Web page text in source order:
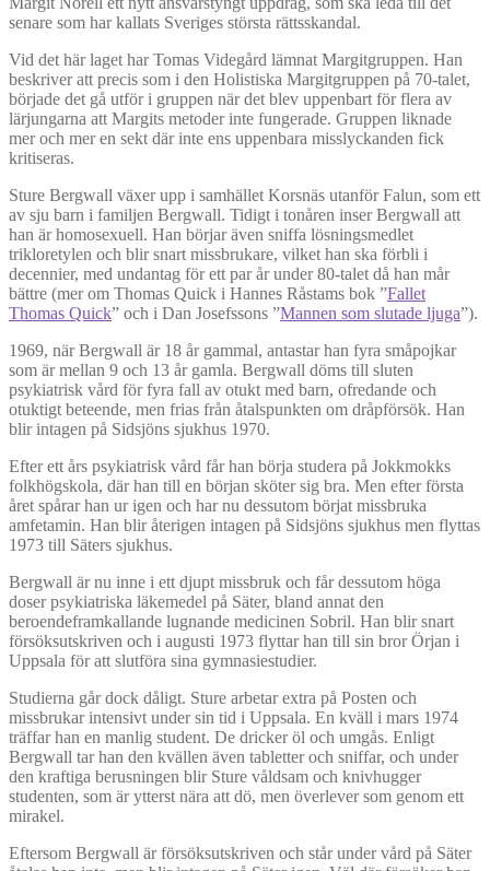
senare som har kallats Sveriges största rättsskandal.
Vid det här laget har Tomas Videgård lämnat Margitgruppen. Han
beskriver att precis som i den Holistiska Margitgruppen på 70-talet,
började det gå utför i gruppen när det blev uppenbart för flera av
lärjungarna att Margits metoder inte fungerade. Gruppen liknade
mer och mer en sekt där inte ens uppenbara misslyckanden fick
kritiseras.
Sture Bergwall växer upp i samhället Korsnäs utanför Falun, som ett
av sju barn i familjen Bergwall. Tidigt i tonåren inser Bergwall att
han är homosexuell. Han börjar även sniffa lösningsmedlet
trikloretylen och blir snart missbrukare, vilket han ska förbli i
decennier, med undantag för ett par år under 80-talet då han mår
bättre (mer om Thomas Quick i Hannes Råstams bok ”Fallet
Thomas Quick” och i Dan Josefssons ”Mannen som slutade ljuga”).
1969, när Bergwall är 18 år gammal, antastar han fyra småpojkar
som är mellan 9 och 13 år gamla. Bergwall döms till sluten
psykiatrisk vård för fyra fall av otukt med barn, ofredande och
otuktigt beteende, men frias från åtalspunkten om dråpförsök. Han
blir intagen på Sidsjöns sjukhus 1970.
Efter ett års psykiatrisk vård får han börja studera på Jokkmokks
folkhögskola, där han till en början sköter sig bra. Men efter första
året spårar han ur igen och har nu dessutom börjat missbruka
amfetamin. Han blir återigen intagen på Sidsjöns sjukhus men flyttas
1973 till Säters sjukhus.
Bergwall är nu inne i ett djupt missbruk och får dessutom höga
doser psykiatriska läkemedel på Säter, bland annat den
beroendeframkallande lugnande medicinen Sobril. Han blir snart
försöksutskriven och i augusti 1973 flyttar han till sin bror Örjan i
Uppsala för att slutföra sina gymnasiestudier.
Studierna går dock dåligt. Sture arbetar extra på Posten och
missbrukar intensivt under sin tid i Uppsala. En kväll i mars 1974
träffar han en manlig student. De dricker öl och umgås. Enligt
Bergwall tar han den kvällen även tabletter och sniffar, och under
den kraftiga berusningen blir Sture våldsam och knivhugger
studenten, som är ytterst nära att dö, men överlever som genom ett
mirakel.
Eftersom Bergwall är försöksutskriven och står under vård på Säter